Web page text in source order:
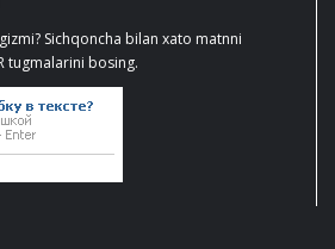
Sichqoncha bilan xato matnni
tugmalarini bosing.